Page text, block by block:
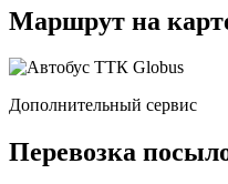
Маршрут на
Дополнительный сервис
Перевозка